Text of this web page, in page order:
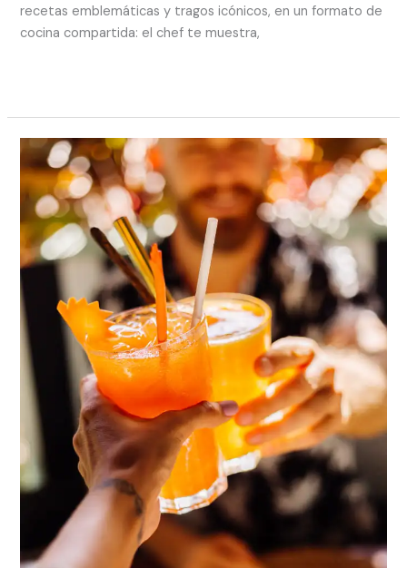
recetas emblemáticas y tragos icónicos, en un formato de
cocina compartida: el chef te muestra,
Taller
Práctico
de
Coctelería
–
Conviértete
en
el
bartender
que
siempre
quisiste
ser